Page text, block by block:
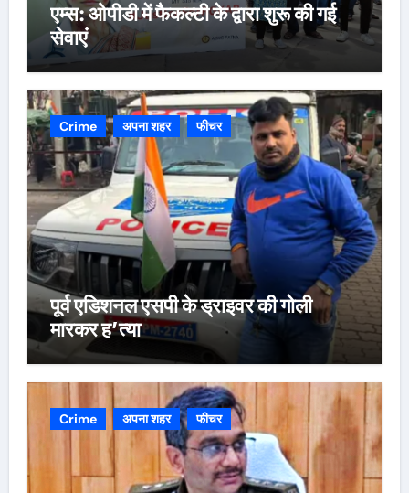
एम्स: ओपीडी में फैकल्टी के द्वारा शुरू की गई
सेवाएं
Crime अपना शहर फीचर
पूर्व एडिशनल एसपी के ड्राइवर की गोली
मारकर ह’त्या
Crime अपना शहर फीचर